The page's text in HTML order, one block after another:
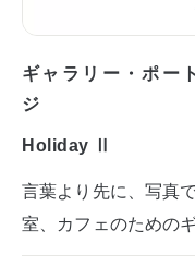
ギャラリー・ポー
ジ
Holiday Ⅱ
言葉より先に、写真
室、カフェのための